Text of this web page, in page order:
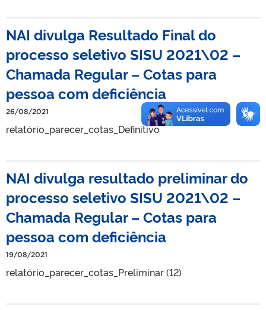
NAI divulga Resultado Final do
processo seletivo SISU 2021\02 –
Chamada Regular – Cotas para
pessoa com deficiência
26/08/2021
relatório_parecer_cotas_Definitivo
NAI divulga resultado preliminar do
processo seletivo SISU 2021\02 –
Chamada Regular – Cotas para
pessoa com deficiência
19/08/2021
relatório_parecer_cotas_Preliminar (12)